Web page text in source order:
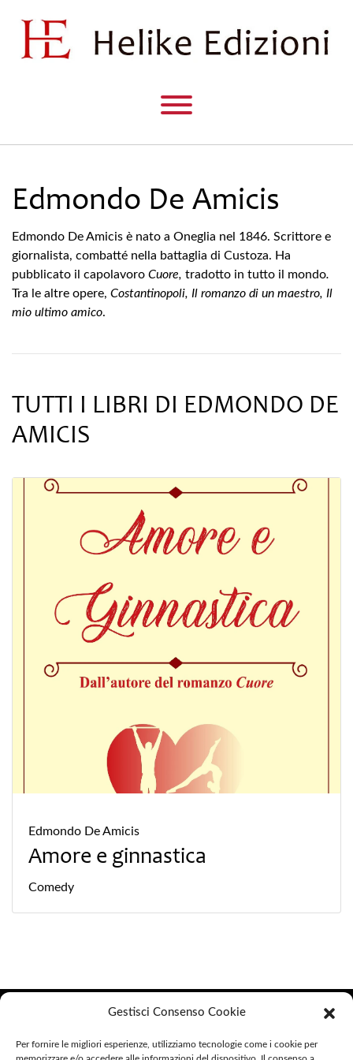
Gestisci Consenso Cookie
Per fornire le migliori esperienze, utilizziamo tecnologie come i cookie per
Edmondo De Amicis
Edmondo De Amicis è nato a Oneglia nel 1846. Scrittore e
giornalista, combatté nella battaglia di Custoza. Ha
pubblicato il capolavoro Cuore, tradotto in tutto il mondo.
Tra le altre opere, Costantinopoli, Il romanzo di un maestro, Il
mio ultimo amico.
TUTTI I LIBRI DI EDMONDO DE
AMICIS
Edmondo De Amicis
Amore e ginnastica
Comedy
Helike Edizioni
Helike Edizioni è un marchio di Argo Editore S.C. a R.L.